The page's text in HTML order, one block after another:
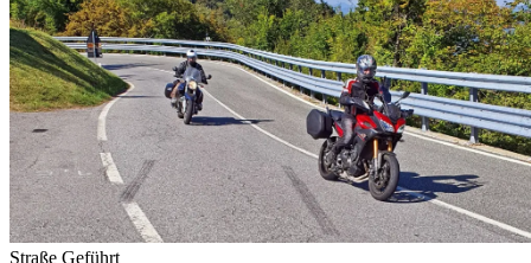
Straße Geführt